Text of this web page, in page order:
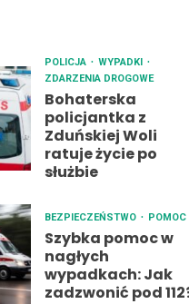
POLICJA
WYPADKI
ZDARZENIA DROGOWE
Bohaterska
policjantka z
Zduńskiej Woli
ratuje życie po
służbie
BEZPIECZEŃSTWO POMOC
Szybka pomoc w
nagłych
wypadkach: Jak
zadzwonić pod